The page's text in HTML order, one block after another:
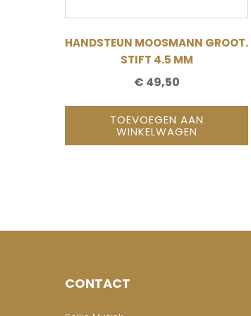
HANDSTEUN MOOSMANN GROOT.
STIFT 4.5 MM
€ 49,50
TOEVOEGEN AAN
WINKELWAGEN
CONTACT